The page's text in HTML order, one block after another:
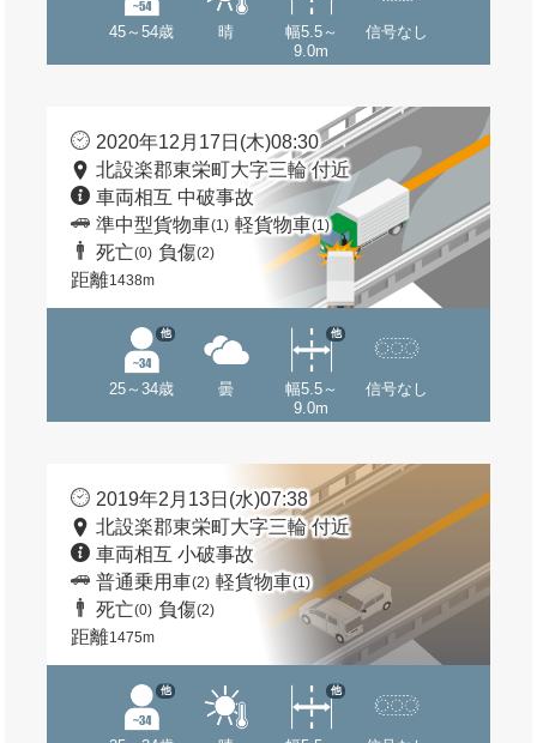
45～54歳 晴
幅5.5～
9.0m
信号なし
2020年12月17日(木)08:30
北設楽郡東栄町大字三輪 付近
車両相互 中破事故
準中型貨物車(1) 軽貨物車(1)
死亡(0) 負傷(2)
距離1438m
25～34歳
他
曇
幅5.5～
9.0m
他
信号なし
2019年2月13日(水)07:38
北設楽郡東栄町大字三輪 付近
車両相互 小破事故
普通乗用車(2) 軽貨物車(1)
死亡(0) 負傷(2)
距離1475m
他 他